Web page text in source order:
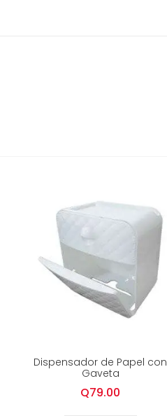
Dispensador de Papel con
Gaveta
Q79.00